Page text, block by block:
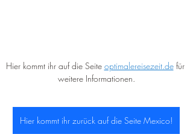
Hier kommt ihr auf die Seite optimalereisezeit.de für
weitere Informationen.
Hier kommt ihr zurück auf die Seite Mexico!